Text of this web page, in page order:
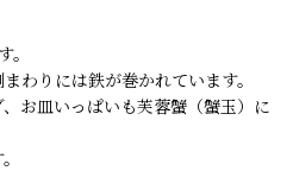
わりには鉄が巻かれています。
お皿いっぱいも芙蓉蟹（蟹玉）に